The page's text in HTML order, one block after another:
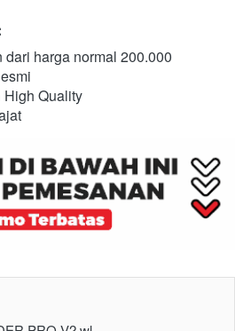
harga normal 200.000
High Quality